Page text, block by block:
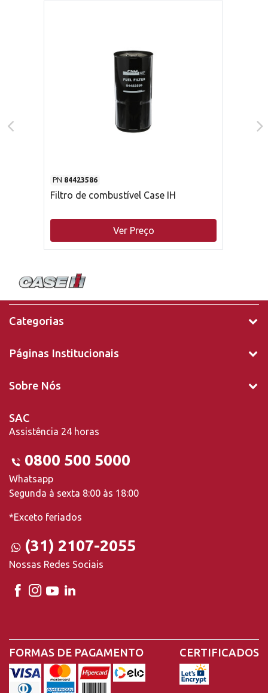
PN 84423586
Filtro de combustível Case IH
Ver Preço
Categorias
Páginas Institucionais
Sobre Nós
SAC
Assistência 24 horas
0800 500 5000
Whatsapp
Segunda à sexta 8:00 às 18:00
*Exceto feriados
(31) 2107-2055
Nossas Redes Sociais
FORMAS DE PAGAMENTO CERTIFICADOS